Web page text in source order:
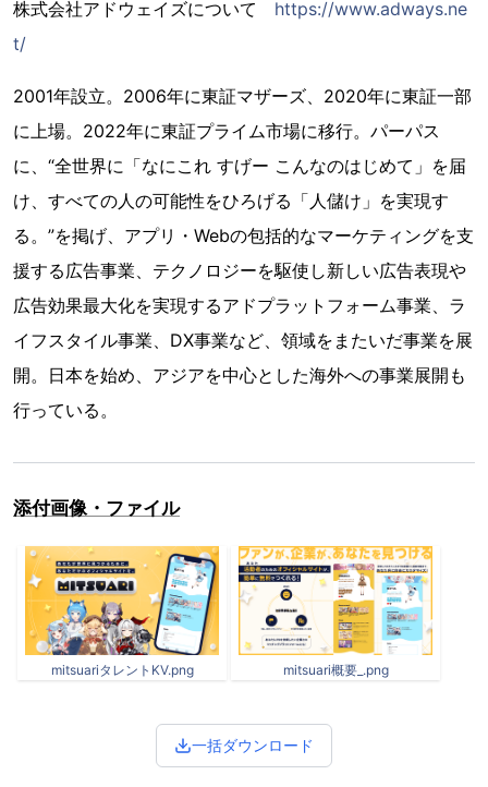
株式会社アドウェイズについて https://www.adways.ne
t/
2001年設立。2006年に東証マザーズ、2020年に東証一部
に上場。2022年に東証プライム市場に移行。パーパス
に、“全世界に「なにこれ すげー こんなのはじめて」を届
け、すべての人の可能性をひろげる「人儲け」を実現す
る。”を掲げ、アプリ・Webの包括的なマーケティングを支
援する広告事業、テクノロジーを駆使し新しい広告表現や
広告効果最大化を実現するアドプラットフォーム事業、ラ
イフスタイル事業、DX事業など、領域をまたいだ事業を展
開。日本を始め、アジアを中心とした海外への事業展開も
行っている。
添付画像・ファイル
mitsuariタレントKV.png mitsuari概要_.png
一括ダウンロード